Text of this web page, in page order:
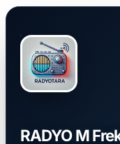
RADYO M